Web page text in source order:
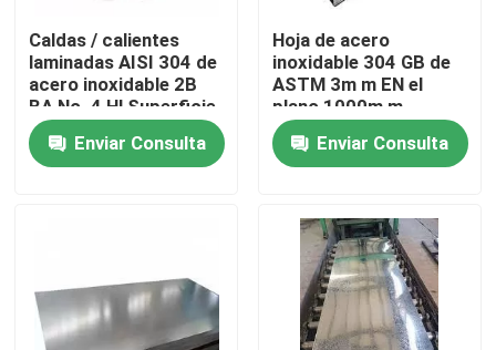
Chapa de acero inoxidable
tubo metálico de acero inoxidable
Plata de chapa de acero inoxidable
Caldas / calientes
laminadas AISI 304 de
acero inoxidable 2B
BA No. 4 Hl Superficie
Enviar Consulta
Hoja de acero
inoxidable 304 GB de
ASTM 3m m EN el
plano 1000m m -
6000m m del EN
Enviar Consulta